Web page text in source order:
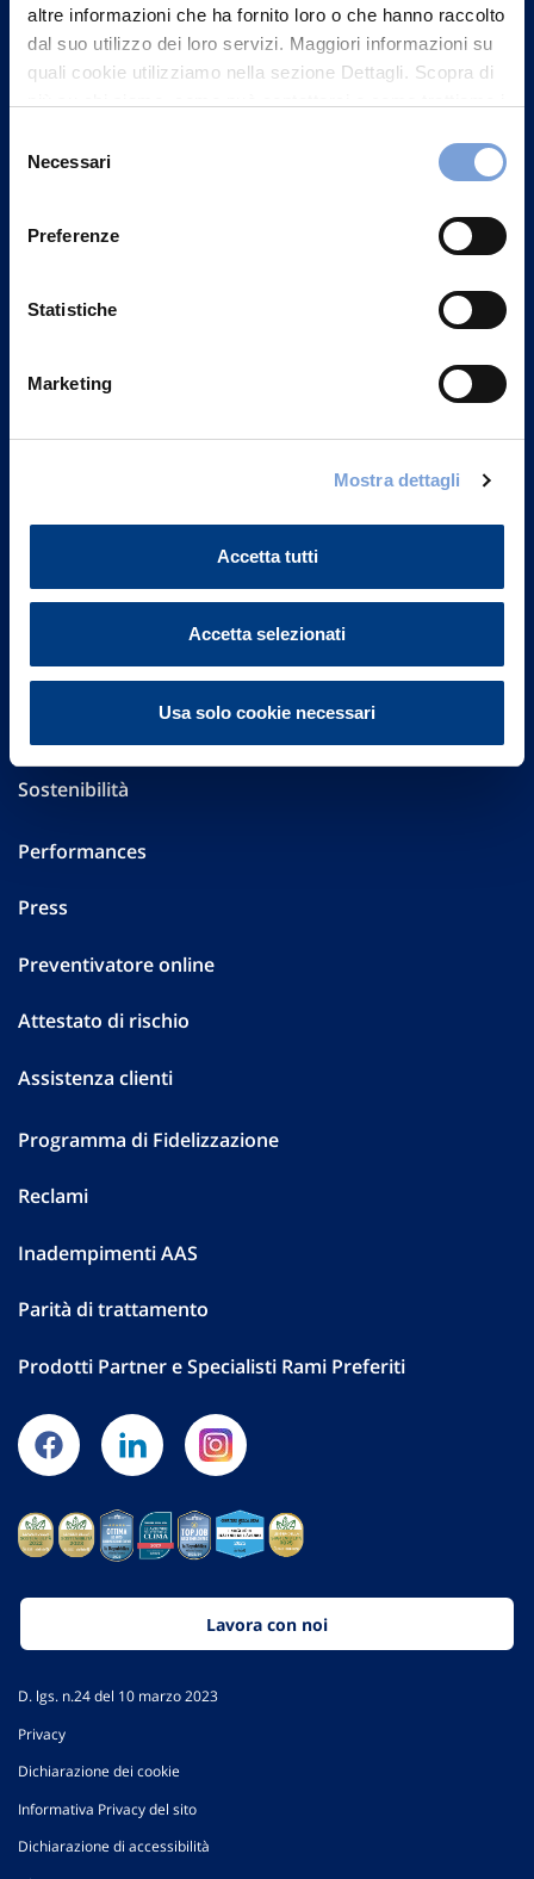
altre informazioni che ha fornito loro o che hanno raccolto
dal suo utilizzo dei loro servizi. Maggiori informazioni su
quali cookie utilizziamo nella sezione Dettagli. Scopra di
può trovare nel footer del sito nella sezione "Informativa
delNecessari
Preferenze
Statistiche
Marketing
Mostra dettagli
Accetta tutti
Accetta selezionati
Usa solo cookie necessari
Contattaci
Via Ignazio Gardella, 2
Investor Relations
Sostenibilità
Performances
Press
Preventivatore online
Attestato di rischio
Assistenza clienti
Programma di Fidelizzazione
Reclami
Inadempimenti AAS
Parità di trattamento
Prodotti Partner e Specialisti Rami Preferiti
Lavora con noi
D. lgs. n.24 del 10 marzo 2023
Privacy
Dichiarazione dei cookie
Informativa Privacy del sito
Dichiarazione di accessibilità